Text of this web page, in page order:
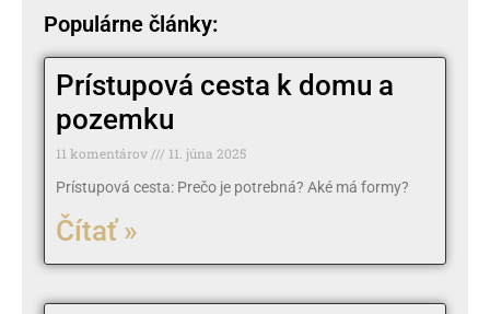
Populárne články:
Prístupová cesta k domu a
pozemku
11 komentárov
11. júna 2025
Prístupová cesta: Prečo je potrebná? Aké má formy?
Čítať »